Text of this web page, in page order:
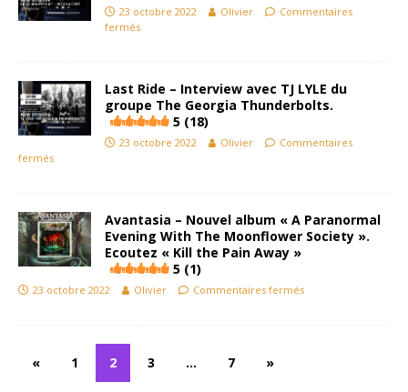
23 octobre 2022 Olivier
Commentaires
fermés
Last Ride – Interview avec TJ LYLE du
groupe The Georgia Thunderbolts.
5 (18)
23 octobre 2022 Olivier
Commentaires
fermés
Avantasia – Nouvel album « A Paranormal
Evening With The Moonflower Society ».
Ecoutez « Kill the Pain Away »
5 (1)
23 octobre 2022 Olivier Commentaires fermés
« 1 2 3 … 7 »